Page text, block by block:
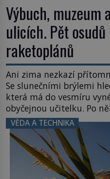
Výbuch, muzeum
ulicích. Pět
raketoplánů
Ani zima nezkazí
Se slunečními brýlemi
která má do vesmíru
obyčejnou učitelku. Po
ztuhnou úsměvy, stroj
konstrukce není z
poplatníky stojí miliardy
zvládnou jen
Název: Columbia První […]
VĚDA A TECHNIKA